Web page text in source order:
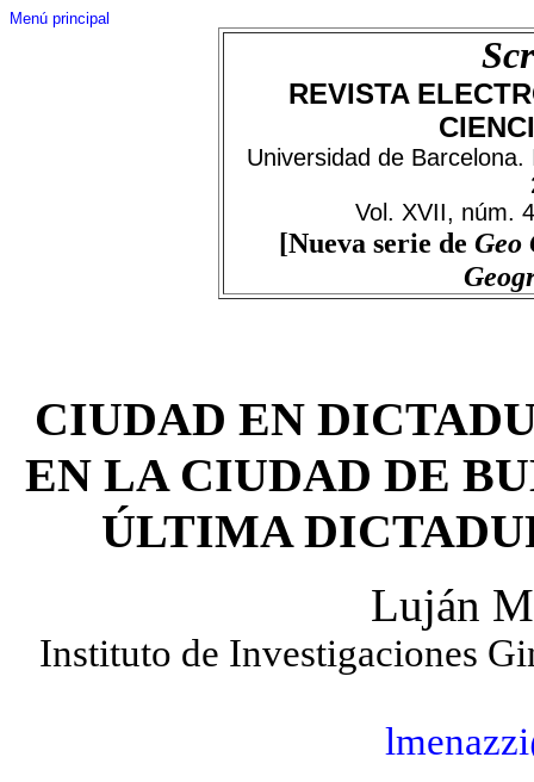
Menú principal
REVISTA
Universidad de
Vol. XVII, núm.
[Nueva serie deGeo
CIUDAD EN
EN LA CIUDAD DE
ÚLTIMA
Luján
Instituto de Investigaciones